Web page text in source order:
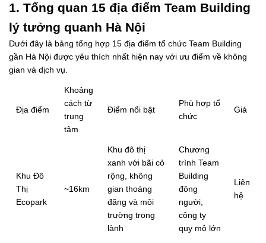
1. Tổng quan 15 địa điểm Team Building
lý tưởng quanh Hà Nội
Dưới đây là bảng tổng hợp 15 địa điểm tổ chức Team Building
gần Hà Nội được yêu thích nhất hiện nay với ưu điểm về không
gian và dịch vụ.
Địa điểm
Khoảng
cách từ
trung
tâm
Điểm nổi bật
Phù hợp tổ
chức
Giá
Khu Đô
Thị
Ecopark
~16km
Khu đô thị
xanh với bãi cỏ
rộng, không
gian thoáng
đãng và môi
trường trong
lành
Chương
trình Team
Building
đông
người,
công ty
quy mô lớn
Liên
hệ